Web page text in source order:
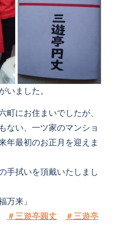
いました。
にお住まいでしたが、
ない、一ツ家のマンショ
年最初のお正月を迎えま
手拭いを頂戴いたしまし
万来」
＃ 三遊亭圓丈 ＃ 三遊亭